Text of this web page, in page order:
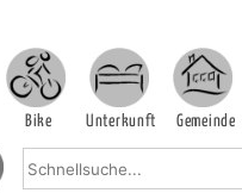
Bike Unterkunft Gemeinde